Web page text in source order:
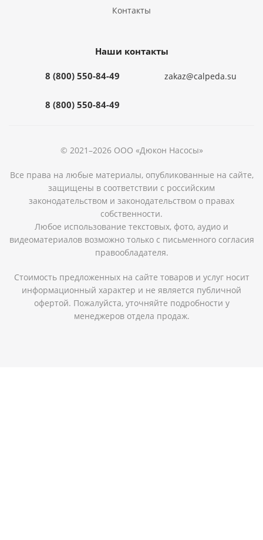
Контакты
Наши контакты
8 (800) 550-84-49
8 (800) 550-84-49
zakaz@calpeda.su
© 2021–2026 ООО «Дюкон Насосы»
Все права на любые материалы, опубликованные на сайте,
защищены в соответствии с российским
законодательством и законодательством о правах
собственности.
Любое использование текстовых, фото, аудио и
видеоматериалов возможно только с письменного согласия
правообладателя.
Стоимость предложенных на сайте товаров и услуг носит
информационный характер и не является публичной
офертой. Пожалуйста, уточняйте подробности у
менеджеров отдела продаж.